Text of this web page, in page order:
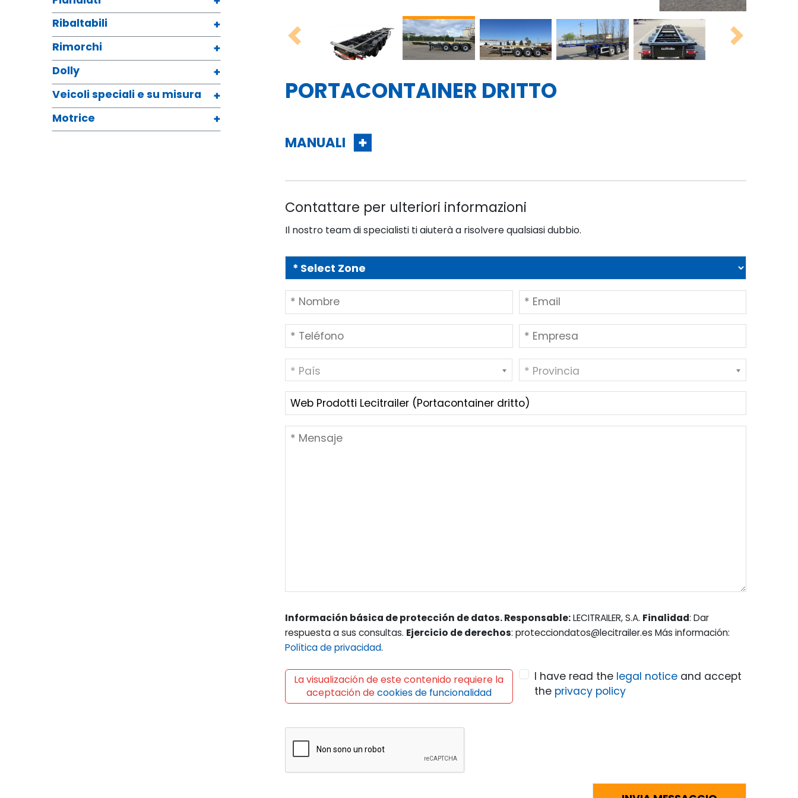
Ribaltabili
Rimorchi
Dolly
Veicoli speciali e su misura
Motrice
Previous Next
PORTACONTAINER DRITTO
MANUALI
Contattare per ulteriori informazioni
Il nostro team di specialisti ti aiuterà a risolvere qualsiasi dubbio.
* País * Provincia
Información básica de protección de datos. Responsable:LECITRAILER, S.A. Finalidad: Dar
respuesta a sus consultas. Ejercicio de derechos: protecciondatos@lecitrailer.es Más información:
Política de privacidad.
La visualización de este contenido requiere la
aceptación decookies de funcionalidad
I have read the legal notice and accept
the privacy policy